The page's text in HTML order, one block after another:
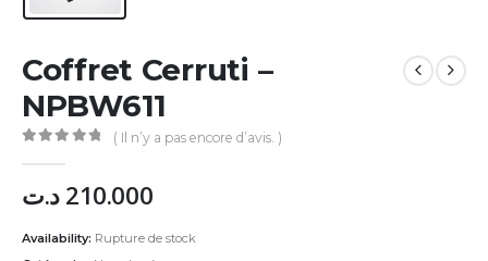
Coffret Cerruti –
NPBW611
( Il n’y a pas encore d’avis. )
210.000 د.ت
Availability: Rupture de stock